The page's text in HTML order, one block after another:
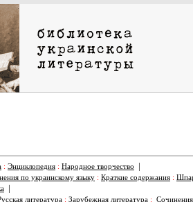
: Энциклопедия : Народное творчество
|
по украинскому языку : Краткие содержания :
|
литература : Зарубежная литература :